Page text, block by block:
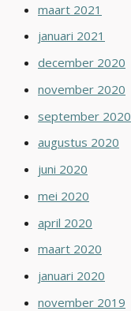
maart 2021
januari 2021
december 2020
november 2020
september 2020
augustus 2020
juni 2020
mei 2020
april 2020
maart 2020
januari 2020
november 2019